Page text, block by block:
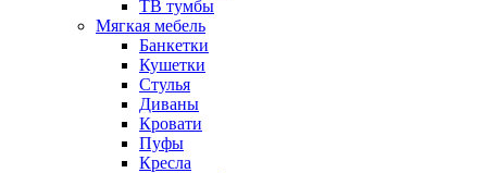
ТВ тумбы
Мягкая мебель
Банкетки
Кушетки
Стулья
Диваны
Кровати
Пуфы
Кресла